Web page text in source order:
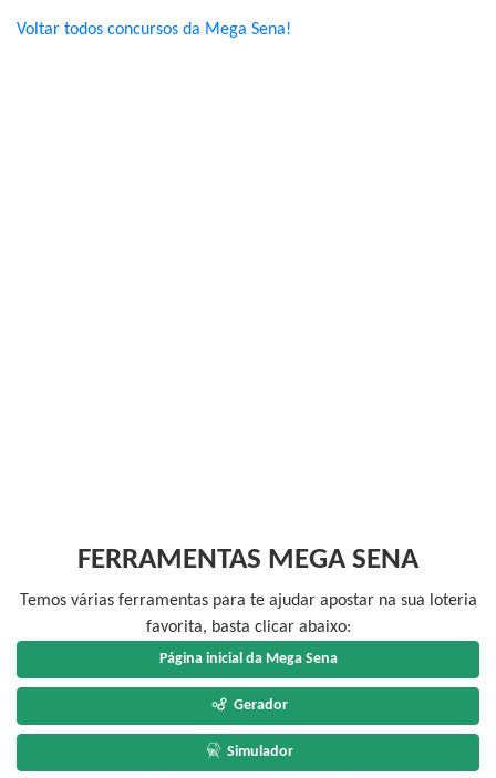
Voltar todos concursos da Mega Sena!
FERRAMENTAS MEGA SENA
Temos várias ferramentas para te ajudar apostar na sua loteria
favorita, basta clicar abaixo:
Página inicial da Mega Sena
Gerador
Simulador